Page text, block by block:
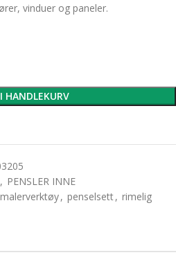
vinduer og paneler.
HANDLEKURV
, PENSLER INNE
malerverktøy, penselsett, rimelig